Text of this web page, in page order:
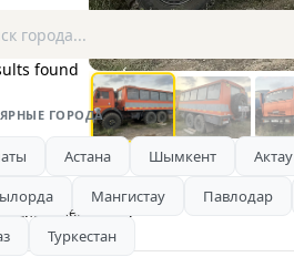
стоит.
found
ГОРОДА
Астана Шымкент Актау
Мангистау Павлодар
Туркестан